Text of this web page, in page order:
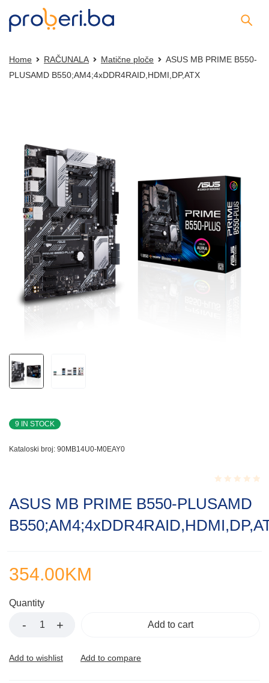
Home RAČUNALA Matične ploče
ASUS MB PRIME B550-
PLUSAMD B550;AM4;4xDDR4RAID,HDMI,DP,ATX
9 IN STOCK
Kataloski broj: 90MB14U0-M0EAY0
0.001
of
5
ASUS MB PRIME B550-PLUSAMD
354.00KM
Quantity
Add to cart